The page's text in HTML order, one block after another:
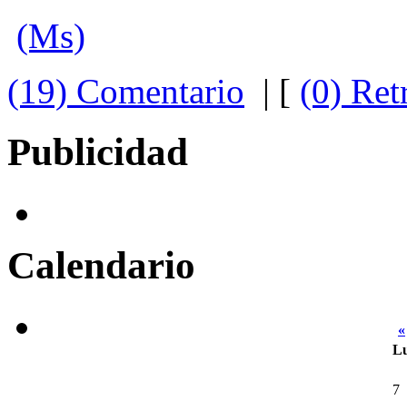
(Ms)
(19) Comentario | [ (0)
Publicidad
Calendario
«
7